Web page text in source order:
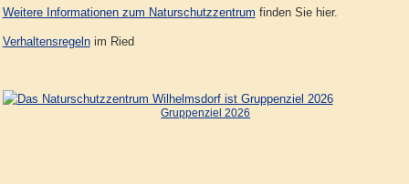
Weitere Informationen zum Naturschutzzentrum finden Sie hier.
Verhaltensregelnim Ried
Gruppenziel 2026